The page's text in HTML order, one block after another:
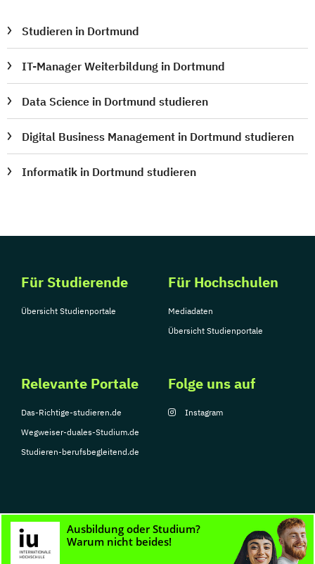
Studieren in Dortmund
IT-Manager Weiterbildung in Dortmund
Data Science in Dortmund studieren
Digital Business Management in Dortmund studieren
Informatik in Dortmund studieren
Für Studierende
Übersicht Studienportale
Für Hochschulen
Mediadaten
Übersicht Studienportale
Relevante Portale
Das-Richtige-studieren.de
Wegweiser-duales-Studium.de
Studieren-berufsbegleitend.de
Folge uns auf
Instagram
© Copyright 2026, TarGroup Media GmbH